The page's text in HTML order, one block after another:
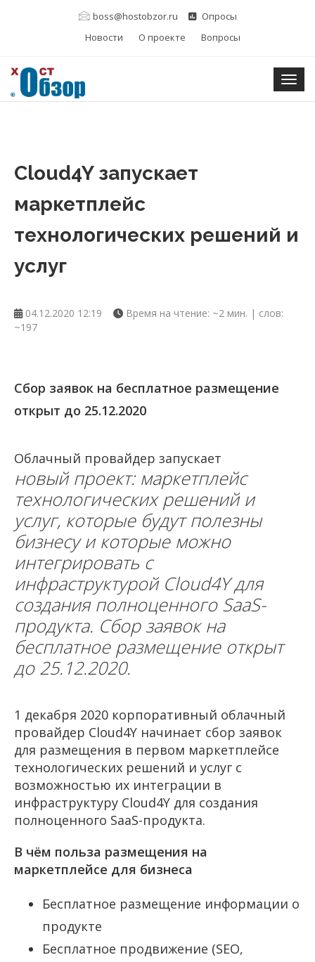
boss@hostobzor.ru
Опросы
Новости
О проекте Вопросы
Cloud4Y запускает
маркетплейс
технологических решений и
услуг
04.12.2020 12:19
Время на чтение: ~2 мин. | слов:
~197
Сбор заявок на бесплатное размещение
открыт до 25.12.2020
Облачный провайдер запускает
новый проект: маркетплейс
технологических решений и
услуг, которые будут полезны
бизнесу и которые можно
интегрировать с
инфраструктурой Cloud4Y для
создания полноценного SaaS-
продукта. Сбор заявок на
бесплатное размещение открыт
до 25.12.2020.
1 декабря 2020 корпоративный облачный
провайдер Cloud4Y начинает сбор заявок
для размещения в первом маркетплейсе
технологических решений и услуг с
возможностью их интеграции в
инфраструктуру Cloud4Y для создания
полноценного SaaS-продукта.
В чём польза размещения на
маркетплейсе для бизнеса
Бесплатное размещение информации о
продукте
Бесплатное продвижение (SEO,